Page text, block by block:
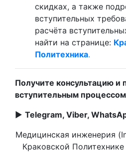
скидках, а также
вступительных
расчёта
найти на странице:
Политехника.
Получите консультацию и
вступительным процессом
► Telegram, Viber,
Медицинская инженерия
Краковской